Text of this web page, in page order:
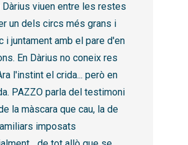
Dàrius viuen entre les restes
un dels circs més grans i
i juntament amb el pare d'en
En Dàrius no coneix res
l'instint el crida... però en
PAZZO parla del testimoni
la màscara que cau, la de
imposats